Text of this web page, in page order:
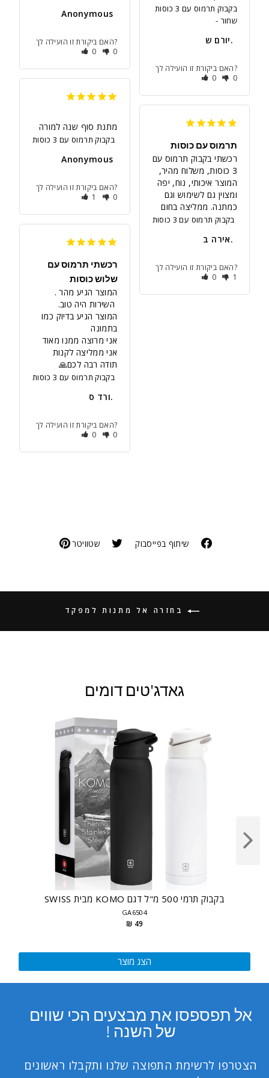
Anonymous
האם ביקורת זו הועילה לך?
0
0
בקבוק תרמוס עם 3 כוסות
שחור
יורם ש.
האם ביקורת זו הועילה לך?
0
0
מתנת סוף שנה למורה
בקבוק תרמוס עם 3 כוסות
Anonymous
האם ביקורת זו הועילה לך?
1
0
תרמוס עם כוסות
כמתנה. ממליצה בחום
בקבוק תרמוס עם 3 כוסות
אירה ב.
האם ביקורת זו הועילה לך?
0
1
רכשתי תרמוס עם
שלוש כוסות
המוצר הגיע בדיוק כמו
בתמונה
תודה רבה לכם🙏
בקבוק תרמוס עם 3 כוסות
ורד ס.
האם ביקורת זו הועילה לך?
0
0
שיתוף בפייסבוק שטוויטר
בחזרה אל מתנות למפקד
גאדג'טים דומים
בקבוק תרמי 500 מ"ל דגם KOMO מבית SWISS
GA6504
49 ₪
הצג מוצר
אל תפספסו את מבצעים הכי שווים
של השנה !
הצטרפו לרשימת התפוצה שלנו ותקבלו ראשונים